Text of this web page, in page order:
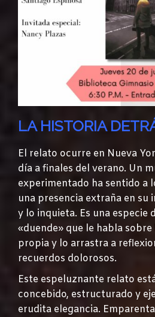
LA HISTORIA
El relato ocurre en Nueva
día a finales del verano. Un
experimentado ha sentido a
una presencia extraña en
y lo inquieta. Es una especie
«duende» que le habla
propia y lo arrastra a
recuerdos dolorosos.
Este espeluznante relato
concebido, estructurado y
erudita elegancia.